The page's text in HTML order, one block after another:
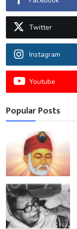
शायरी
ग़ज़ल
Twitter
Instagram
Youtube
Popular Posts